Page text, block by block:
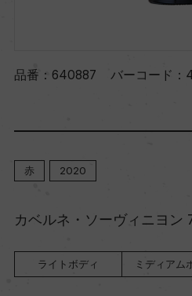
品番： 640887 バーコード：
赤 2020
カベルネ・ソーヴィニヨ
ライトボディ ミディアム